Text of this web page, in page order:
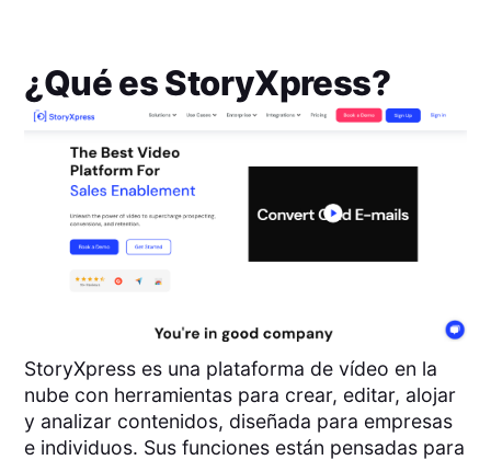
¿Qué esStoryXpress?
StoryXpress es una plataforma de vídeo en la
nube con herramientas para crear, editar, alojar
y analizar contenidos, diseñada para empresas
e individuos. Sus funciones están pensadas para